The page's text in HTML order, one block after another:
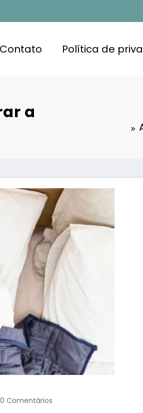
Contato Política de
a
0 Comentários